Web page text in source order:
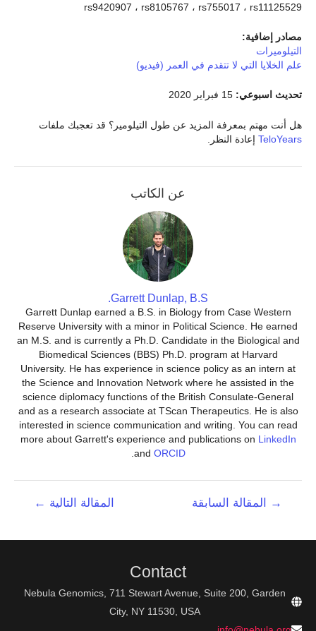
rs9420907 ، rs8105767 ، rs755017 ، rs11125529
مصادر إضافية:
التيلوميرات
علم الخلايا التي لا تتقدم في العمر (فيديو)
تحديث اسبوعي:
هل أنت مهتم بمعرفة المزيد عن طول التيلومير؟ قد تعجبك ملفات
TeloYears إعادة النظر.
عن الكاتب
Garrett Dunlap, B.S.
Garrett Dunlap earned a B.S. in Biology from Case Western
Reserve University with a minor in Political Science. He earned
an M.S. and is currently a Ph.D. Candidate in the Biological and
Biomedical Sciences (BBS) Ph.D. program at Harvard
University. He has experience in science policy as an intern at
the Science and Innovation Network where he assisted in the
science diplomacy functions of the British Consulate-General
and as a research associate at TScan Therapeutics. He is also
interested in science communication and writing. You can read
more about Garrett's experience and publications on LinkedIn
and ORCID
→ المقالة السابقة المقالة التالية ←
Contact
Nebula Genomics, 711 Stewart Avenue, Suite 200, Garden
City, NY 11530, USA